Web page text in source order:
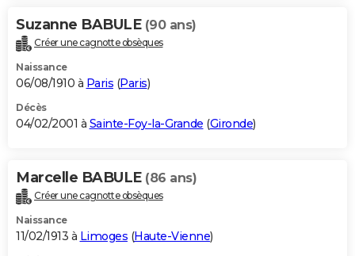
Suzanne BABULE (90 ans)
Créer une cagnotte obsèques
Naissance
06/08/1910 à Paris (Paris)
Décès
04/02/2001 à Sainte-Foy-la-Grande (Gironde)
Marcelle BABULE (86 ans)
Créer une cagnotte obsèques
Naissance
11/02/1913 à Limoges (Haute-Vienne)